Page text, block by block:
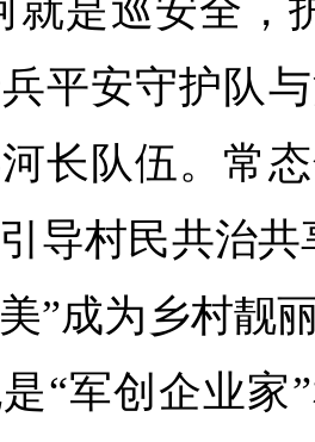
就是巡安全，
平安守护队
长队伍。常
导村民共治
”成为乡村靓
“军创企业家